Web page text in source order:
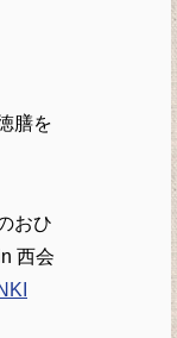
膳を
おひ
西会